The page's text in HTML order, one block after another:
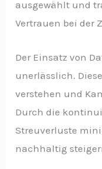
ausgewählt und
Vertrauen bei der
Der Einsatz von
unerlässlich.
verstehen und
Durch die
Streuverluste
nachhaltig